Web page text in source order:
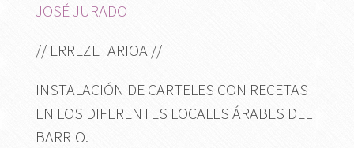
JOSÉ JURADO
// ERREZETARIOA //
INSTALACIÓN DE CARTELES CON RECETAS
EN LOS DIFERENTES LOCALES ÁRABES DEL
BARRIO.